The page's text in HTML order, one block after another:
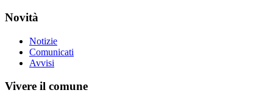
Novità
Notizie
Comunicati
Avvisi
Vivere il comune